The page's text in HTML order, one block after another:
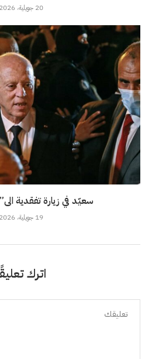
20 جويلية، 2026
سعيّد في زيارة تفقدية
19 جويلية، 2026
اترك